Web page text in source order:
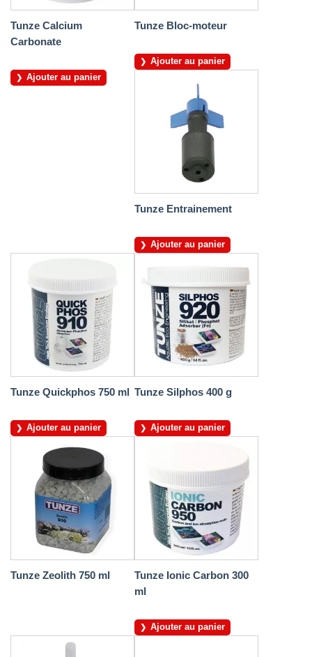
Tunze Calcium
Carbonate
Ajouter au panier
Tunze Bloc-moteur
Ajouter au panier
Tunze Entrainement
Ajouter au panier
Tunze Quickphos 750 ml
Ajouter au panier
Tunze Silphos 400 g
Ajouter au panier
Tunze Zeolith 750 ml
Tunze Ionic Carbon 300
ml
Ajouter au panier